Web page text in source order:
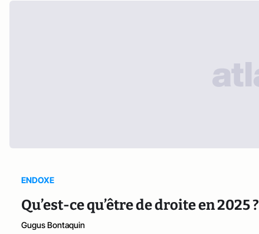
ENDOXE
Qu’est-ce qu’être de droite en 2025 ?
Gugus Bontaquin